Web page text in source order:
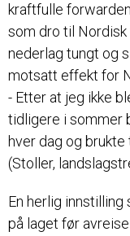
kraftfulle
som dro til
nederlag tungt og
motsatt effekt for
- Etter at jeg ikke
tidligere i sommer
hver dag og
(Stoller,
En herlig
på laget før